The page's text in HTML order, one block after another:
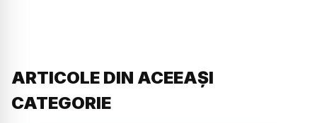
ARTICOLE DIN ACEEAȘI
CATEGORIE